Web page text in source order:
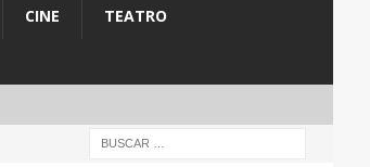
CINE TEATRO